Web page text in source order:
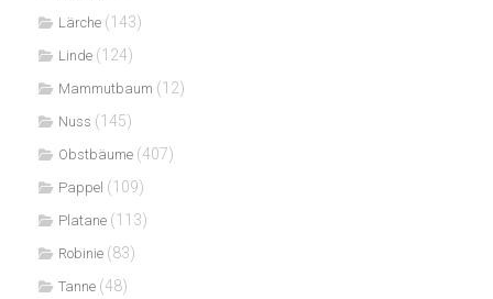
Lärche (143)
Linde (124)
Mammutbaum (12)
Nuss (145)
Obstbäume (407)
Pappel (109)
Platane (113)
Robinie (83)
Tanne (48)